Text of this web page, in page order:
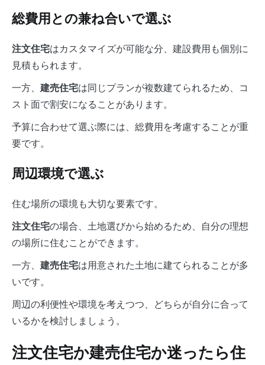
総費用との兼ね合いで選ぶ
注文住宅はカスタマイズが可能な分、建設費用も個別に
見積もられます。
一方、 建売住宅は同じプランが複数建てられるため、コ
スト面で割安になることがあります。
予算に合わせて選ぶ際には、総費用を考慮することが重
要です。
周辺環境で選ぶ
住む場所の環境も大切な要素です。
注文住宅の場合、土地選びから始めるため、自分の理想
の場所に住むことができます。
一方、 建売住宅は用意された土地に建てられることが多
いです。
周辺の利便性や環境を考えつつ、どちらが自分に合って
いるかを検討しましょう。
注文住宅か建売住宅か迷ったら住